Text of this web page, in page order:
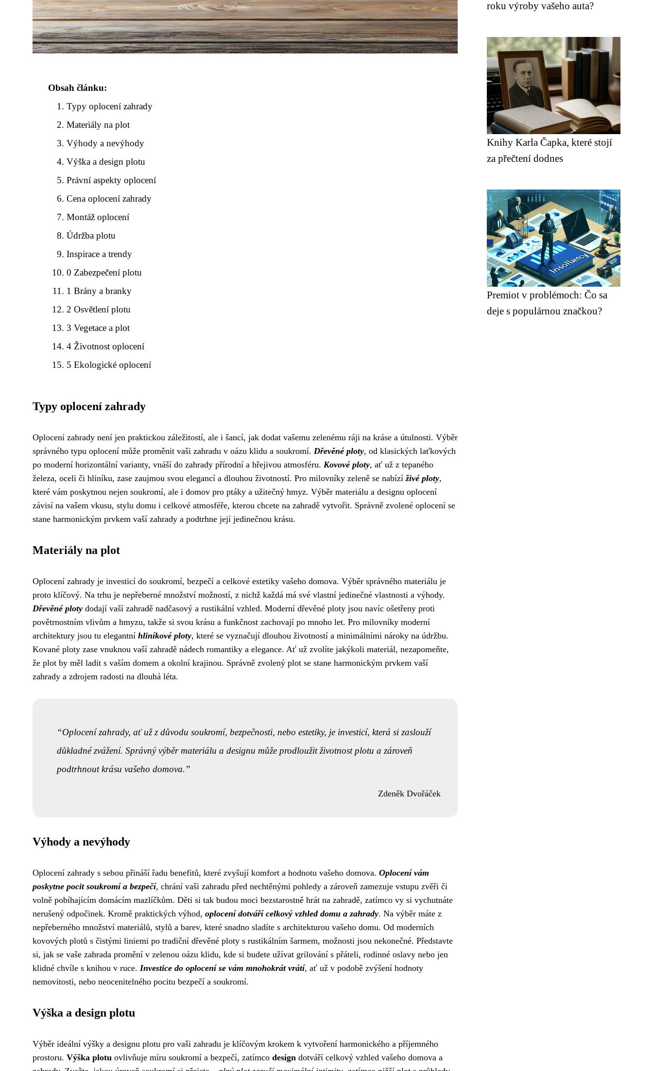
Obsah článku:
Typy oplocení zahrady
Materiály na plot
Výhody a nevýhody
Výška a design plotu
Právní aspekty oplocení
Cena oplocení zahrady
Montáž oplocení
Údržba plotu
Inspirace a trendy
0 Zabezpečení plotu
1 Brány a branky
2 Osvětlení plotu
3 Vegetace a plot
4 Životnost oplocení
5 Ekologické oplocení
Typy oplocení zahrady
Oplocení zahrady není jen praktickou záležitostí, ale i šancí, jak dodat vašemu zelenému ráji na kráse a útulnosti. Výběr
správného typu oplocení může proměnit vaši zahradu v oázu klidu a soukromí. Dřevěné ploty, od klasických laťkových
po moderní horizontální varianty, vnáší do zahrady přírodní a hřejivou atmosféru. Kovové ploty, ať už z tepaného
železa, oceli či hliníku, zase zaujmou svou elegancí a dlouhou životností. Pro milovníky zeleně se nabízíživé ploty,
které vám poskytnou nejen soukromí, ale i domov pro ptáky a užitečný hmyz. Výběr materiálu a designu oplocení
závisí na vašem vkusu, stylu domu i celkové atmosféře, kterou chcete na zahradě vytvořit. Správně zvolené oplocení se
stane harmonickým prvkem vaší zahrady a podtrhne její jedinečnou krásu.
Materiály na plot
Oplocení zahrady je investicí do soukromí, bezpečí a celkové estetiky vašeho domova. Výběr správného materiálu je
proto klíčový. Na trhu je nepřeberné množství možností, z nichž každá má své vlastní jedinečné vlastnosti a výhody.
Dřevěné ploty dodají vaší zahradě nadčasový a rustikální vzhled. Moderní dřevěné ploty jsou navíc ošetřeny proti
povětrnostním vlivům a hmyzu, takže si svou krásu a funkčnost zachovají po mnoho let. Pro milovníky moderní
architektury jsou tu elegantní hliníkové ploty, které se vyznačují dlouhou životností a minimálními nároky na údržbu.
Kované ploty zase vnuknou vaší zahradě nádech romantiky a elegance. Ať už zvolíte jakýkoli materiál, nezapomeňte,
že plot by měl ladit s vaším domem a okolní krajinou. Správně zvolený plot se stane harmonickým prvkem vaší
zahrady a zdrojem radosti na dlouhá léta.
Oplocení zahrady, ať už z důvodu soukromí, bezpečnosti, nebo estetiky, je investicí, která si zaslouží
důkladné zvážení. Správný výběr materiálu a designu může prodloužit životnost plotu a zároveň
podtrhnout krásu vašeho domova.
Zdeněk Dvořáček
Výhody a nevýhody
Oplocení zahrady s sebou přináší řadu benefitů, které zvyšují komfort a hodnotu vašeho domova. Oplocení vám
poskytne pocit soukromí a bezpečí, chrání vaši zahradu před nechtěnými pohledy a zároveň zamezuje vstupu zvěři či
volně pobíhajícím domácím mazlíčkům. Děti si tak budou moci bezstarostně hrát na zahradě, zatímco vy si vychutnáte
nerušený odpočinek. Kromě praktických výhod, oplocení dotváří celkový vzhled domu a zahrady. Na výběr máte z
nepřeberného množství materiálů, stylů a barev, které snadno sladíte s architekturou vašeho domu. Od moderních
kovových plotů s čistými liniemi po tradiční dřevěné ploty s rustikálním šarmem, možnosti jsou nekonečné. Představte
si, jak se vaše zahrada promění v zelenou oázu klidu, kde si budete užívat grilování s přáteli, rodinné oslavy nebo jen
klidné chvíle s knihou v ruce. Investice do oplocení se vám mnohokrát vrátí, ať už v podobě zvýšení hodnoty
nemovitosti, nebo neocenitelného pocitu bezpečí a soukromí.
Výška a design plotu
Výběr ideální výšky a designu plotu pro vaši zahradu je klíčovým krokem k vytvoření harmonického a příjemného
prostoru. Výška plotu ovlivňuje míru soukromí a bezpečí, zatímco design dotváří celkový vzhled vašeho domova a
roku výroby vašeho auta?
Knihy Karla Čapka, které stojí
za přečtení dodnes
Premiot v problémoch: Čo sa
deje s populárnou značkou?